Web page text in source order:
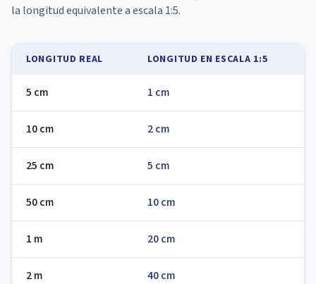
la longitud equivalente a escala 1:5.
LONGITUD REAL LONGITUD EN ESCALA 1:5
5 cm 1 cm
10 cm 2 cm
25 cm 5 cm
50 cm 10 cm
1 m 20 cm
2 m 40 cm